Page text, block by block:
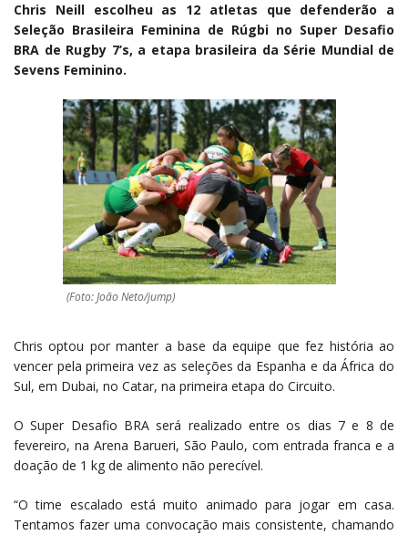
Chris Neill escolheu as 12 atletas que defenderão a
Seleção Brasileira Feminina de Rúgbi no Super Desafio
BRA de Rugby 7’s, a etapa brasileira da Série Mundial de
Sevens Feminino.
(Foto: João Neto/jump)
Chris optou por manter a base da equipe que fez história ao
vencer pela primeira vez as seleções da Espanha e da África do
Sul, em Dubai, no Catar, na primeira etapa do Circuito.
O Super Desafio BRA será realizado entre os dias 7 e 8 de
fevereiro, na Arena Barueri, São Paulo, com entrada franca e a
doação de 1 kg de alimento não perecível.
“O time escalado está muito animado para jogar em casa.
Tentamos fazer uma convocação mais consistente, chamando